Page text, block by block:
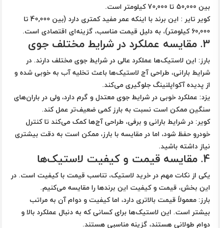
بین 50,000 تا 70,000 کیلومتر است.
کویر تایر
: این برند با اینکه عمر مفید کمتری دارد (بین 40,000 تا
60,000 کیلومتر)، به دلیل قیمت مناسب، گزینه‌ای اقتصادی است.
3. مقایسه عملکرد در شرایط مختلف جوی
بارز: این لاستیک‌ها عملکرد عالی در شرایط جوی مختلف دارند. در
شرایط بارانی، طراحی آج لاستیک‌ها باعث تخلیه آب به خوبی شده و
از پدیده آکواپلنینگ جلوگیری می‌کند.
یزد: عملکرد خوبی در شرایط جوی معتدل و گرم دارد، ولی در باران‌های
سنگین ممکن است نسبت به بارز کمی ضعیف‌تر عمل کند.
کویر: در شرایط بارانی و برفی، طراحی آج‌ها کمک می‌کند تا کنترل
خودرو حفظ شود، اما در مقایسه با بارز، ممکن است به دقت بیشتری
نیاز داشته باشید.
4. مقایسه قیمت و کیفیت لاستیک‌ها
یکی از نکات مهم در خرید لاستیک، تناسب قیمت با کیفیت است. در
این بخش، قیمت و کیفیت این برندها را مقایسه می‌کنیم.
بارز: معمولاً قیمت بالاتری دارد، اما کیفیت و دوام آن به مراتب
بیشتر است. این لاستیک‌ها برای کسانی که به دنبال عملکرد بالا و
دوام طولانی هستند، گزینه مناسبی هستند.